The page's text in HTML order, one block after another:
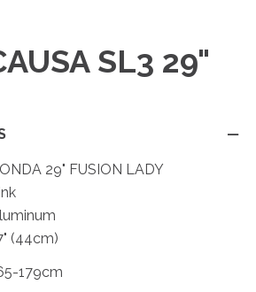
SL3 29"
29" FUSION LADY
(44cm)
179cm